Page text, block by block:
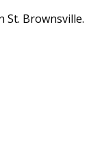
St. Brownsville.